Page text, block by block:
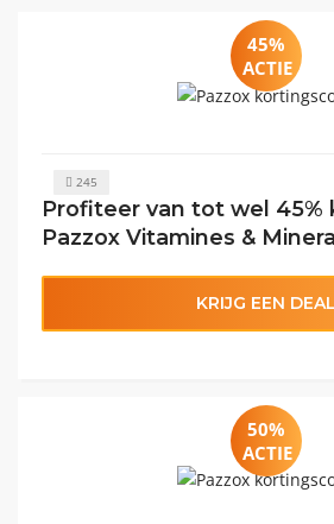
45%
ACTIE
245
Profiteer van tot wel 45%
Pazzox Vitamines &
KRIJG EEN DEAL
50%
ACTIE